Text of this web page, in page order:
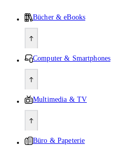
Bücher & eBooks
Computer & Smartphones
Multimedia & TV
Büro & Papeterie